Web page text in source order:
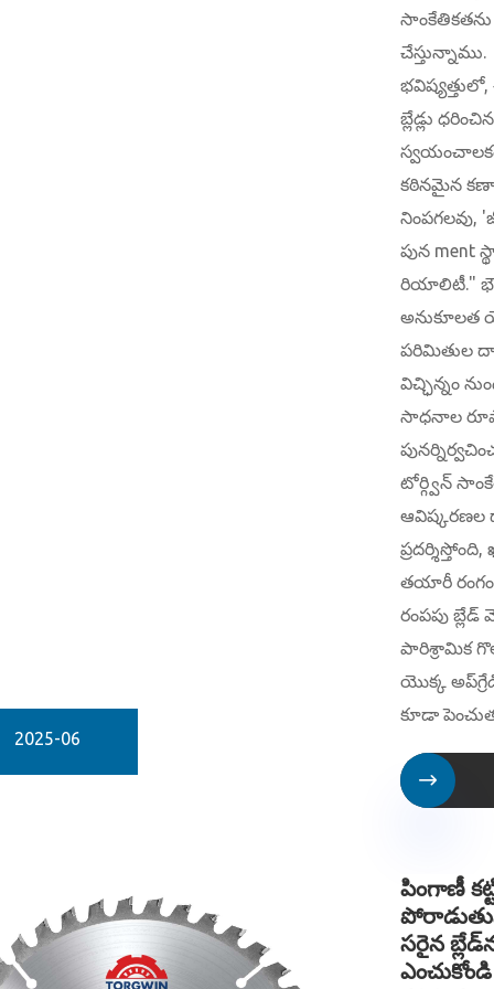
2025-06
సాంకేతికతను
చేస్తున్నాము.
బ్లేడ్లు
కఠినమైన
నింపగలవు,
పున ment
రియాలిటీ."
అనుకూలత
పరిమితుల
విచ్ఛిన్నం
సాధనాల
టోర్గ్విన్
ఆవిష్కరణల
తయారీ
రంపపు బ్లేడ్
పారిశ్రామిక
యొక్క
కూడా

పింగాణీ
సరైన